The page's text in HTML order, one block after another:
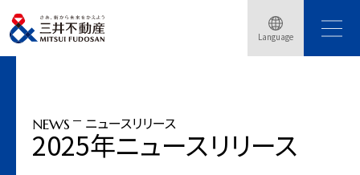
Language
トップページ ニュースリリース
「三井アウトレットパーク 岡崎」11月4日（火）グランドオープン
NEWS ニュースリリース
2025年ニュースリリース